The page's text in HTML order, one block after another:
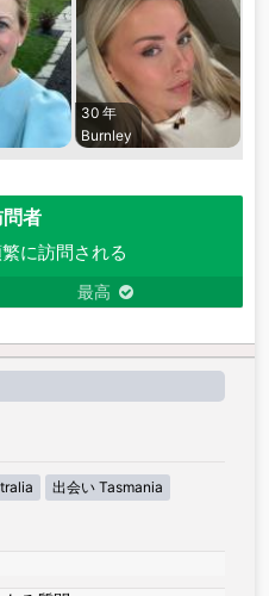
30 年
Burnley
者
に訪問される
最高
出会い Tasmania